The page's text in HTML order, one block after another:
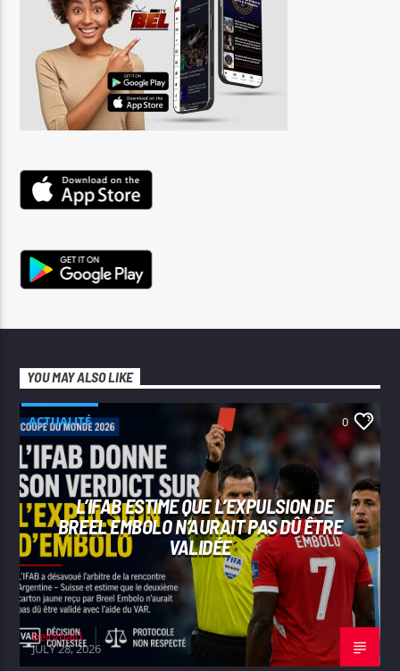
YOU MAY ALSO LIKE
ACTUALITÉ 0
L’IFAB ESTIME QUE L’EXPULSION DE
BREEL EMBOLO N’AURAIT PAS DÛ ÊTRE
VALIDÉE
beltvhaiti
JULY 28, 2026